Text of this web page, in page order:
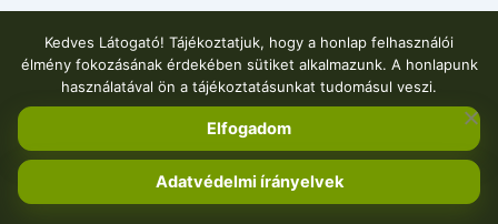
Kedves Látogató! Tájékoztatjuk, hogy a honlap felhasználói
élmény fokozásának érdekében sütiket alkalmazunk. A honlapunk
használatával ön a tájékoztatásunkat tudomásul veszi.
Elfogadom
Adatvédelmi írányelvek